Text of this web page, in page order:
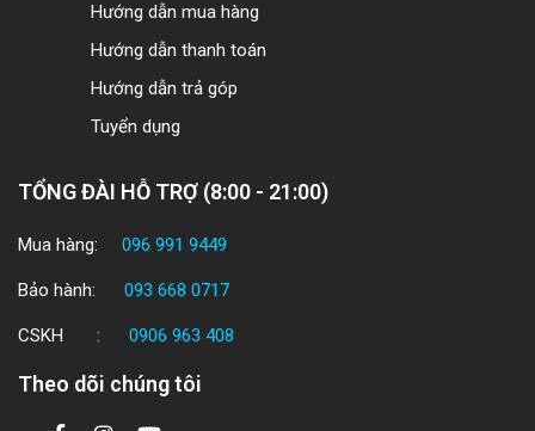
Hướng dẫn mua hàng
Hướng dẫn thanh toán
Hướng dẫn trả góp
Tuyển dụng
TỔNG ĐÀI HỖ TRỢ (8:00 - 21:00)
Mua hàng: 096 991 9449
Bảo hành: 093 668 0717
CSKH : 0906 963 408
Theo dõi chúng tôi